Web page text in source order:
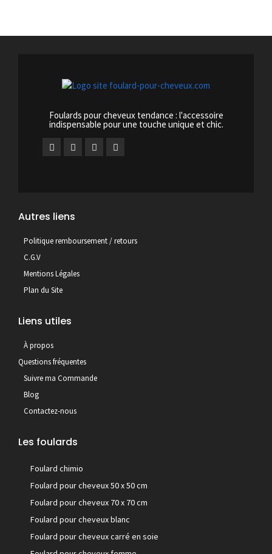
Foulards pour cheveux tendance : l'accessoire
indispensable pour une touche unique et chic.
Autres liens
Politique remboursement / retours
C.G.V
Mentions Légales
Plan du Site
Liens utiles
À propos
Questions fréquentes
Suivre ma Commande
Blog
Contactez-nous
Les foulards
Foulard chimio
Foulard pour cheveux 50 x 50 cm
Foulard pour cheveux 70 x 70 cm
Foulard pour cheveux blanc
Foulard pour cheveux carré en soie